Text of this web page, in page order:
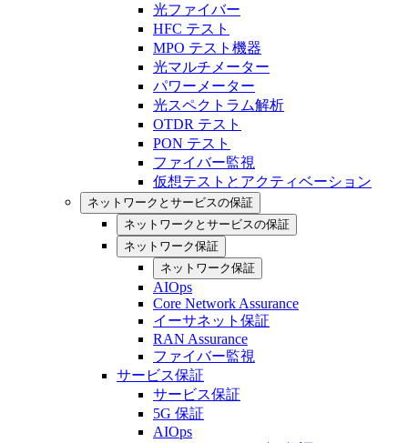
光ファイバー
HFC テスト
MPO テスト機器
光マルチメーター
パワーメーター
光スペクトラム解析
OTDR テスト
PON テスト
ファイバー監視
仮想テストとアクティベーション
ネットワークとサービスの保証
ネットワークとサービスの保証
ネットワーク保証
ネットワーク保証
AIOps
Core Network Assurance
イーサネット保証
RAN Assurance
ファイバー監視
サービス保証
サービス保証
5G 保証
AIOps